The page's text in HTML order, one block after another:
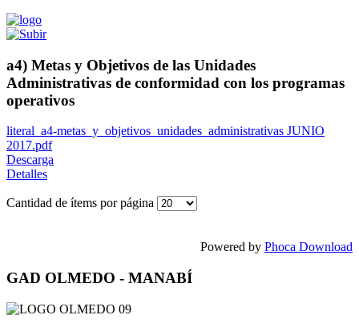
a4) Metas y Objetivos de las Unidades
Administrativas de conformidad con los programas
operativos
literal_a4-metas_y_objetivos_unidades_administrativas JUNIO
2017.pdf
Descarga
Detalles
Cantidad de ítems por página
Powered by Phoca Download
GAD OLMEDO - MANABÍ